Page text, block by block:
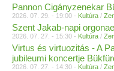
Pannon Cigányzenekar
2026. 07. 29. - 19:00 - Kultúra /
Szent Jakab-napi
2026. 07. 27. - 15:30 - Kultúra /
Virtus és virtuozitás - A
jubileumi koncertje
2026. 07. 27. - 14:30 - Kultúra /